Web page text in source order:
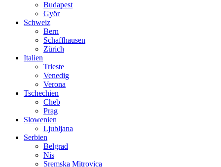
Budapest
Györ
Schweiz
Bern
Schaffhausen
Zürich
Italien
Trieste
Venedig
Verona
Tschechien
Cheb
Prag
Slowenien
Ljubljana
Serbien
Belgrad
Nis
Sremska Mitrovica